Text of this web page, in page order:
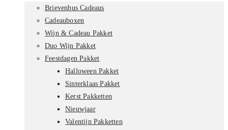
Brievenbus Cadeaus
Cadeauboxen
Wijn & Cadeau Pakket
Duo Wijn Pakket
Feestdagen Pakket
Halloween Pakket
Sinterklaas Pakket
Kerst Pakketten
Nieuwjaar
Valentijn Pakketten